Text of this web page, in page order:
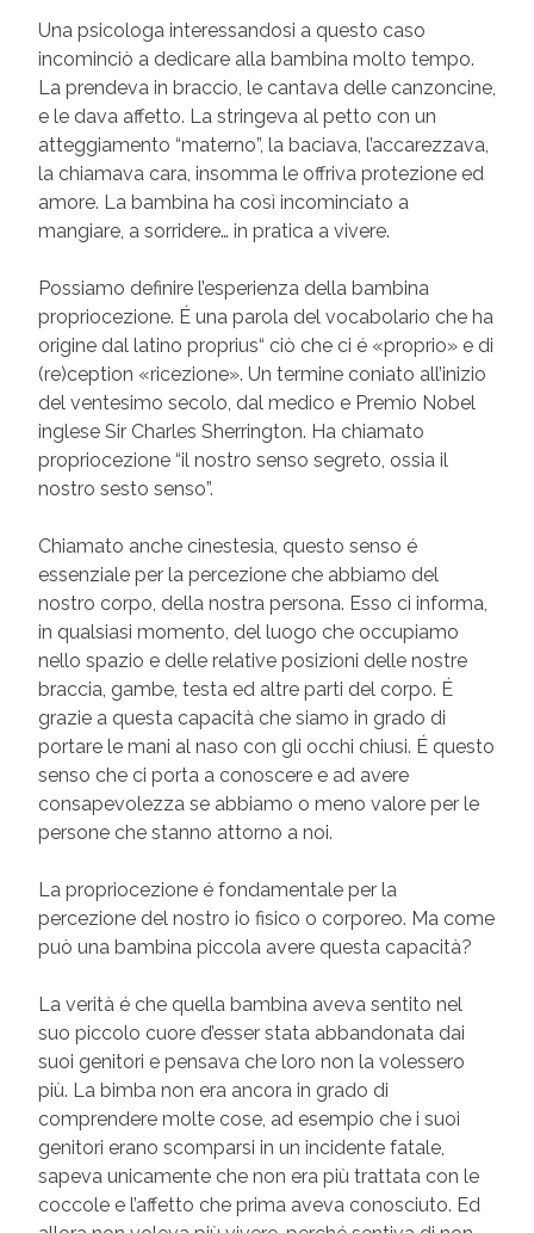
Una psicologa interessandosi a questo caso
incominciò a dedicare alla bambina molto tempo.
La prendeva in braccio, le cantava delle canzoncine,
e le dava affetto. La stringeva al petto con un
atteggiamento “materno”, la baciava, l’accarezzava,
la chiamava cara, insomma le offriva protezione ed
amore. La bambina ha così incominciato a
mangiare, a sorridere… in pratica a vivere.
Possiamo definire l’esperienza della bambina
propriocezione. É una parola del vocabolario che ha
origine dal latino proprius“ ciò che ci é «proprio» e di
(re)ception «ricezione». Un termine coniato all’inizio
del ventesimo secolo, dal medico e Premio Nobel
inglese Sir Charles Sherrington. Ha chiamato
propriocezione “il nostro senso segreto, ossia il
nostro sesto senso”.
Chiamato anche cinestesia, questo senso é
essenziale per la percezione che abbiamo del
nostro corpo, della nostra persona. Esso ci informa,
in qualsiasi momento, del luogo che occupiamo
nello spazio e delle relative posizioni delle nostre
braccia, gambe, testa ed altre parti del corpo. É
grazie a questa capacità che siamo in grado di
portare le mani al naso con gli occhi chiusi. É questo
senso che ci porta a conoscere e ad avere
consapevolezza se abbiamo o meno valore per le
persone che stanno attorno a noi.
La propriocezione é fondamentale per la
percezione del nostro io fisico o corporeo. Ma come
può una bambina piccola avere questa capacità?
La verità é che quella bambina aveva sentito nel
suo piccolo cuore d’esser stata abbandonata dai
suoi genitori e pensava che loro non la volessero
più. La bimba non era ancora in grado di
comprendere molte cose, ad esempio che i suoi
genitori erano scomparsi in un incidente fatale,
sapeva unicamente che non era più trattata con le
coccole e l’affetto che prima aveva conosciuto. Ed